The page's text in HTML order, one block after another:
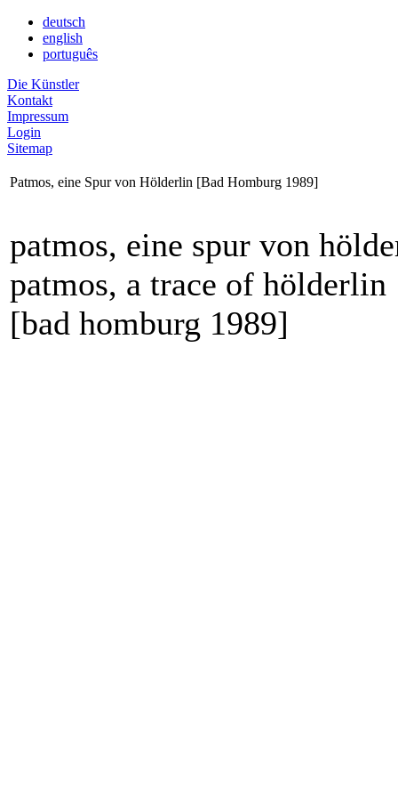
deutsch
english
português
Die Künstler
Kontakt
Impressum
Login
Sitemap
Patmos, eine Spur von Hölderlin [Bad Homburg 1989]
patmos, eine spur von
patmos, a trace of hölderlin
[bad homburg 1989]